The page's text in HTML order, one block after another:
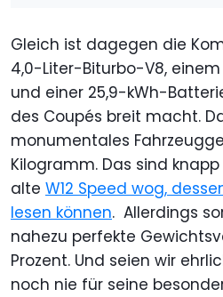
Gleich ist dagegen die
4,0-Liter-Biturbo-V8,
und einer 25,9-kWh-
des Coupés breit macht.
monumentales
Kilogramm. Das sind
alte W12 Speed wog,
lesen können. Allerdings
nahezu perfekte
Prozent. Und seien wir
noch nie für seine